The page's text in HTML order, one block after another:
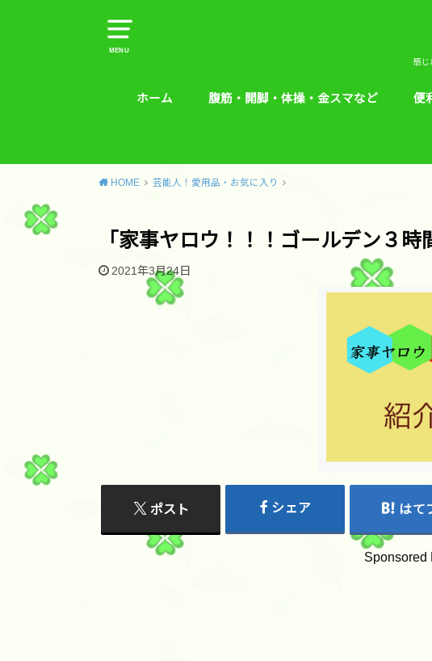
MENU
感じ
ホーム 腹筋・開脚・体操・金スマなど 便
HOME 芸能人！愛用品・お気に入り
「家事ヤロウ！！！ゴールデン３
2021年3月24日
ポスト シェア はて
Sponsored